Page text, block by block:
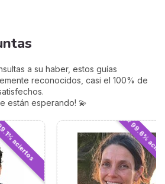
y en cómo te
con los demás.
aspecto de la
y empieza a ver
horóscopo desde una
renovada.
a su haber, estos guías
reconocidos, casi el 100% de
están esperando! 💫
aciertos ⭐ 99.6%